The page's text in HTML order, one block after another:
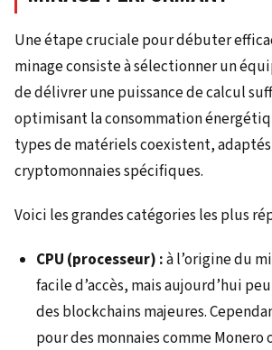
Une étape cruciale pour débuter
minage consiste à sélectionner un
de délivrer une puissance de calcul
optimisant la consommation
types de matériels coexistent,
cryptomonnaies spécifiques.
Voici les grandes catégories les plus
CPU (processeur) :à l’origine du
facile d’accès, mais aujourd’hui
des blockchains majeures.
pour des monnaies comme Monero